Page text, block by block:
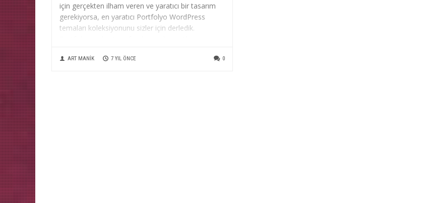
için gerçekten ilham veren ve yaratıcı bir tasarım
gerekiyorsa, en yaratıcı Portfolyo WordPress
temaları koleksiyonunu sizler için derledik.
şirket sitesi arıyorsanız bu temalar tam size göre....
ART MANIK 7 YIL ÖNCE 0